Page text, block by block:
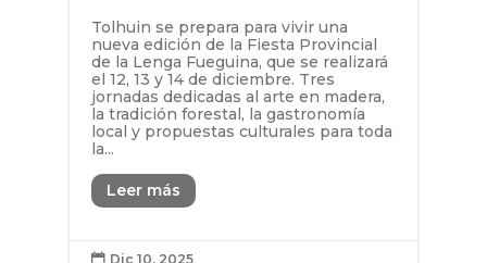
Tolhuin se prepara para vivir una
nueva edición de la Fiesta Provincial
de la Lenga Fueguina, que se realizará
el 12, 13 y 14 de diciembre. Tres
jornadas dedicadas al arte en madera,
la tradición forestal, la gastronomía
local y propuestas culturales para toda
la...
Leer más
 Dic 10, 2025